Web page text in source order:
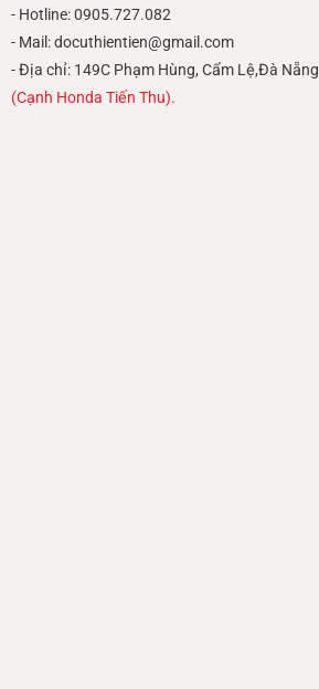
- Hotline: 0905.727.082
- Mail: docuthientien@gmail.com
- Địa chỉ: 149C Phạm Hùng, Cẩm Lệ,Đà Nẵng
(Cạnh Honda Tiến Thu).